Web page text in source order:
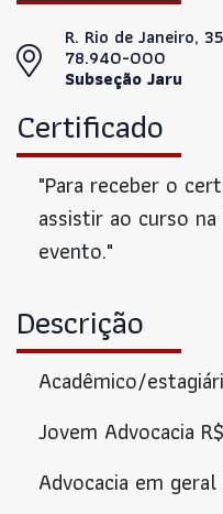
R. Rio de Janeiro,
78.940-000
Subseção Jaru
Certificado
"Para receber o
assistir ao curso
evento."
Descrição
Acadêmico/
Jovem Advocacia
Advocacia em